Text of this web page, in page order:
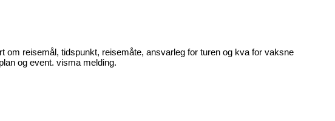
om reisemål, tidspunkt, reisemåte, ansvarleg for turen og kva for vaksne
og event. visma melding.